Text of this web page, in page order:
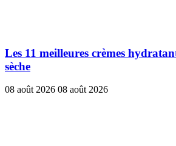
Les 11 meilleures crèmes
sèche
08 août 2026 08 août 2026